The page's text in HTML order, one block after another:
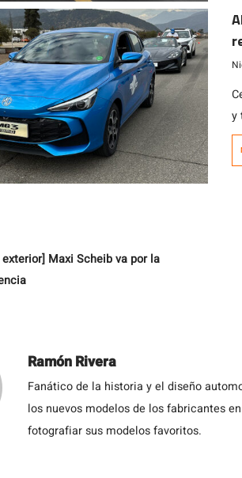
y
Maxi Scheib va por la
Ramón Rivera
Fanático de la historia y el diseño
los nuevos modelos de los fabricantes
fotografiar sus modelos favoritos.